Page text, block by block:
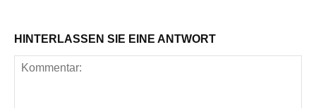
HINTERLASSEN SIE EINE ANTWORT